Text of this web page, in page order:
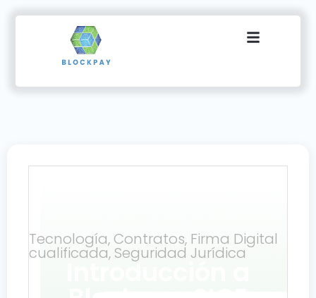
Tecnología, Contratos, Firma Digital
cualificada, Seguridad Jurídica
Introducción a